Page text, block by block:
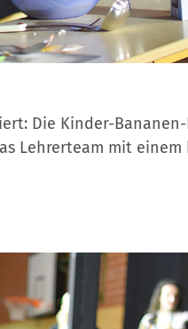
Die Kinder-
Lehrerteam mit